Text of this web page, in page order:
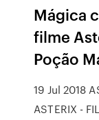
Mágica
filme
Poção
19 Jul 2018
ASTERIX -